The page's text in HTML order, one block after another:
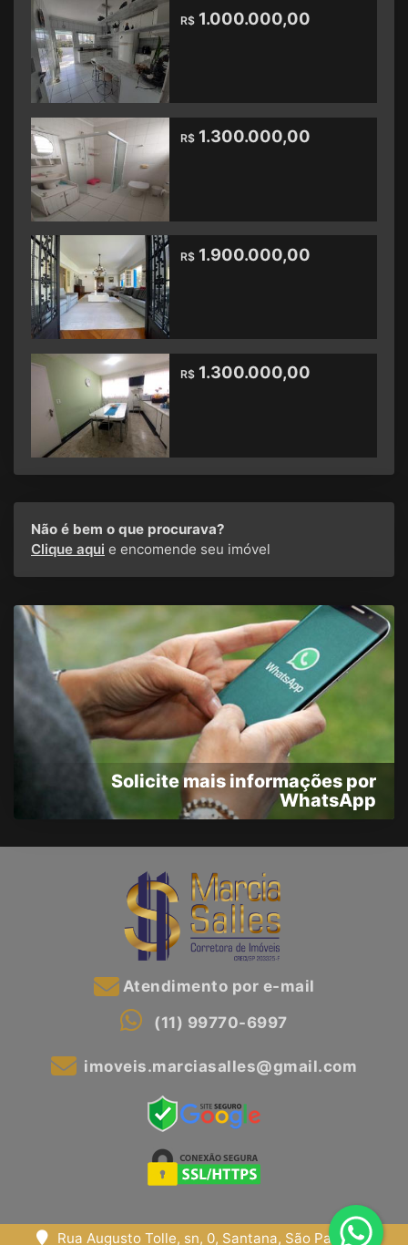
R$ 1.000.000,00
R$ 1.300.000,00
R$ 1.900.000,00
R$ 1.300.000,00
Não é bem o que procurava?
Clique aqui e encomende seu imóvel
Solicite mais informações por
WhatsApp
Atendimento por e-mail
(11) 99770-6997
imoveis.marciasalles@gmail.com
Rua Augusto Tolle, sn, 0, Santana, São Paulo, SP